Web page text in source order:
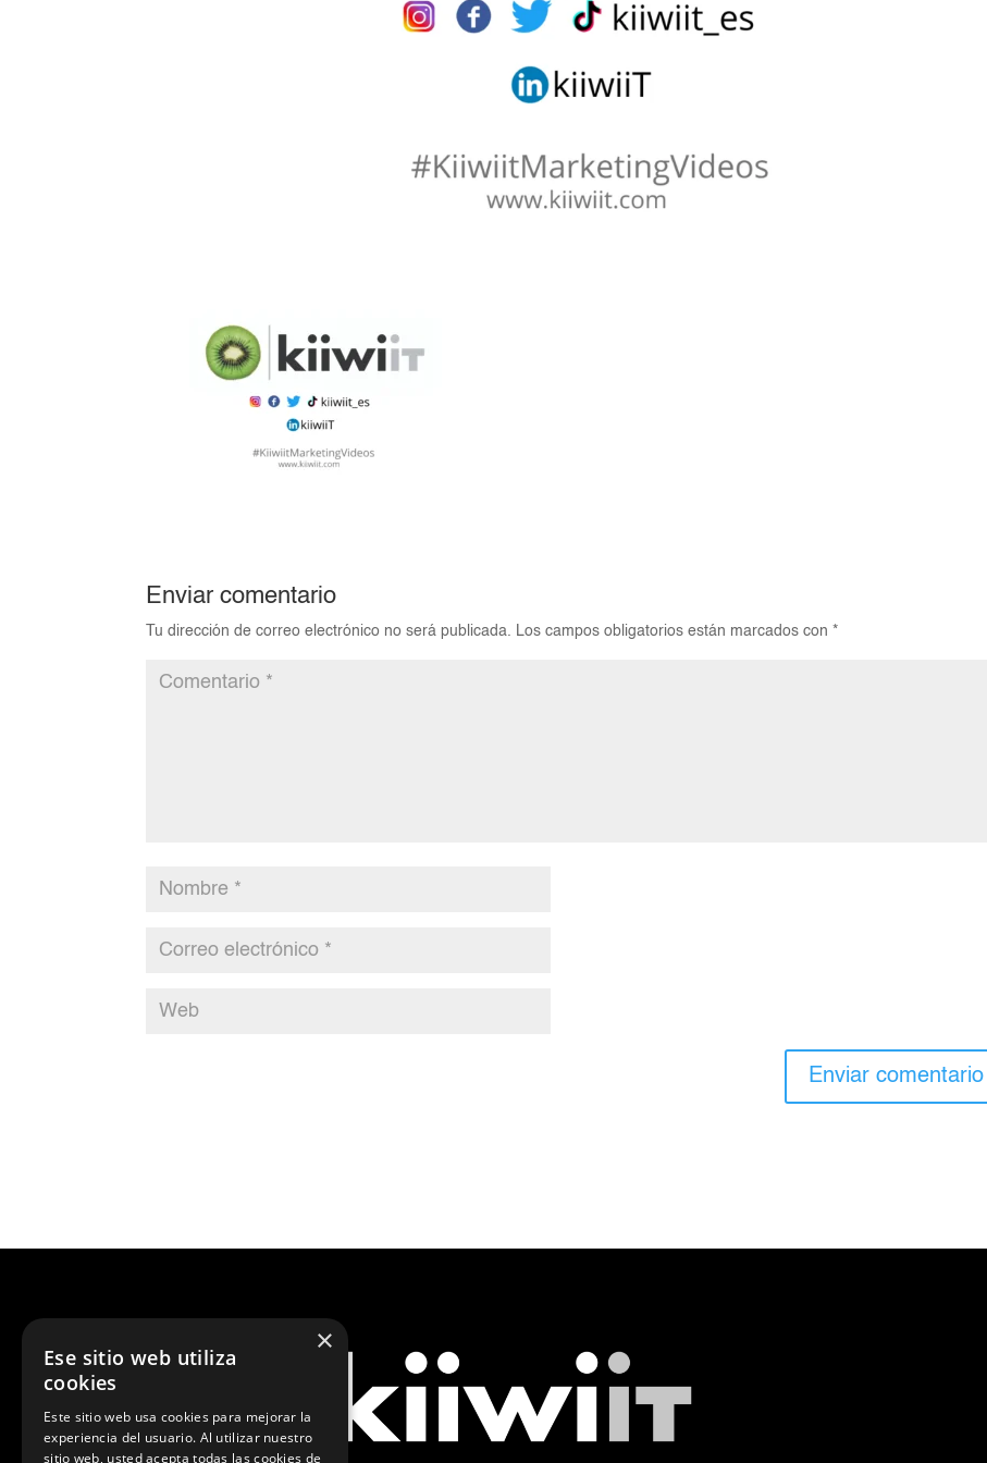
Enviar comentario
Tu dirección de correo electrónico no será publicada. Los campos obligatorios están marcados con*
×
Ese sitio web utiliza
cookies
Este sitio web usa cookies para mejorar la
experiencia del usuario. Al utilizar nuestro
sitio web, usted acepta todas las cookies de